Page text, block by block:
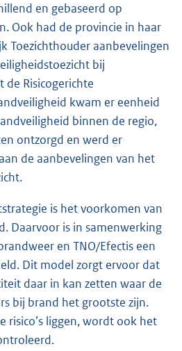
en gebaseerd op
Ook had de provincie in haar
Toezichthouder aanbevelingen
bij
de Risicogerichte
kwam er eenheid
binnen de regio,
ontzorgd en werd er
de aanbevelingen van het
is het voorkomen van
Daarvoor is in samenwerking
en TNO/Efectis een
Dit model zorgt ervoor dat
daar in kan zetten waar de
bij brand het grootste zijn.
risico’s liggen, wordt ook het